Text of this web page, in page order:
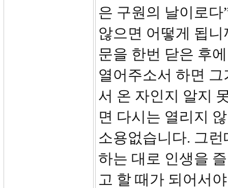
은 구원의 날이로
않으면 어떻게 됩
문을 한번 닫은 후
열어주소서 하면
서 온 자인지 알지
면 다시는 열리지
소용없습니다. 그
하는 대로 인생을
고 할 때가 되어서